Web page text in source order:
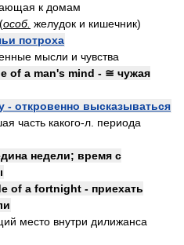
к домам
особ. желудок и кишечник)
потроха
мысли и чувства
of a man's mind - ≅ чужая
- откровенно высказываться
часть какого-л. периода
недели; время с
of a fortnight - приехать
место внутри дилижанса